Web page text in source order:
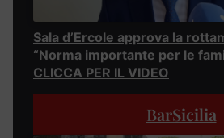
Sala d’Ercole approva la
“Norma importante per le
CLICCA PER IL VIDEO
BarSicilia